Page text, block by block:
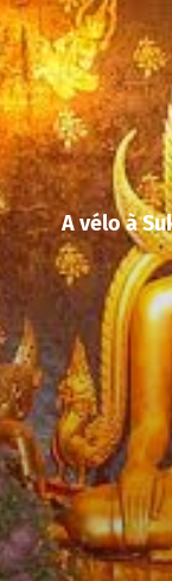
A vélo à